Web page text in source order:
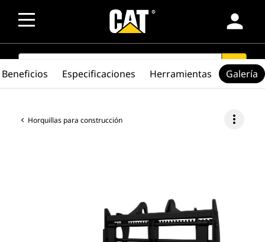
person
SEARCH search
Horquillas para construcción more_vert
Beneficios Especificaciones Herramientas Galería